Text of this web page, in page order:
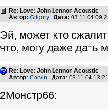
Re: Love: John Lennon Acoustic
Автор: Grigory Дата: 03.11.04
Эй, может кто
что, могу даже дать
Re: Love: John Lennon Acoustic
Автор: Corvin Дата: 03.11.04
2Монстр66: